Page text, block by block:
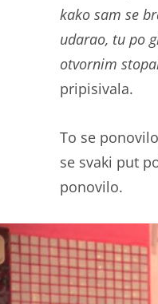
kako sam se
udarao, tu po
otvornim
pripisivala.
To se
se svaki put
ponovilo.